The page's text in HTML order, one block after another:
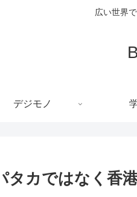
広い世界
デジモノ
タカではなく香